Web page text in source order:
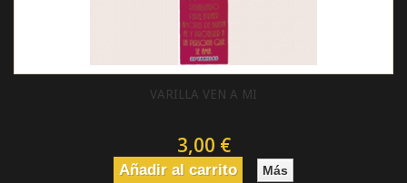
VARILLA VEN A MI
3,00 €
Añadir al carrito Más